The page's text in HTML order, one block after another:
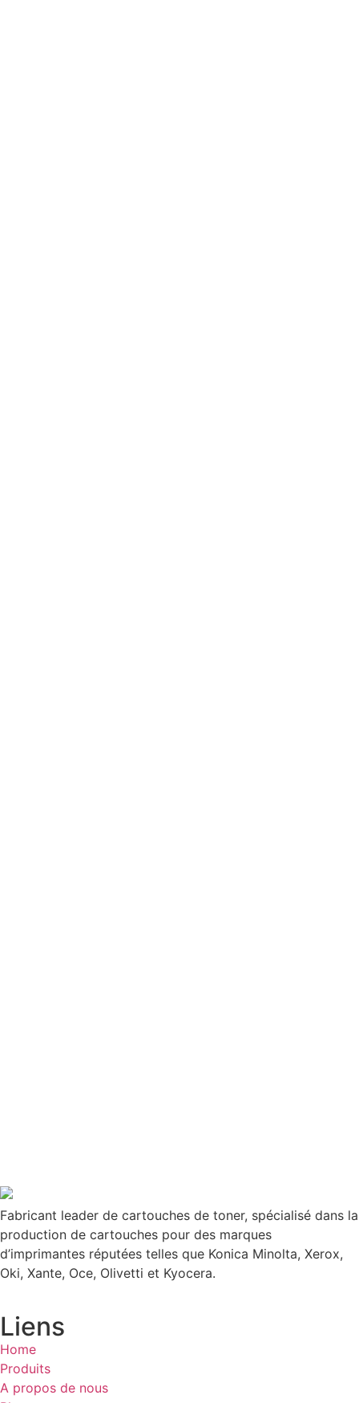
Fabricant leader de cartouches de toner, spécialisé dans la
production de cartouches pour des marques
d’imprimantes réputées telles que Konica Minolta, Xerox,
Oki, Xante, Oce, Olivetti et Kyocera.
Liens
Home
Produits
A propos de nous